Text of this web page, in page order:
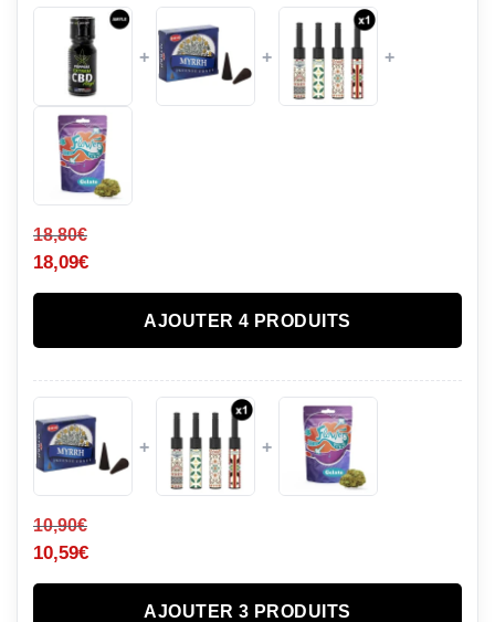
+ + +
18,80€
18,09€
AJOUTER 4 PRODUITS
+ +
10,90€
10,59€
AJOUTER 3 PRODUITS